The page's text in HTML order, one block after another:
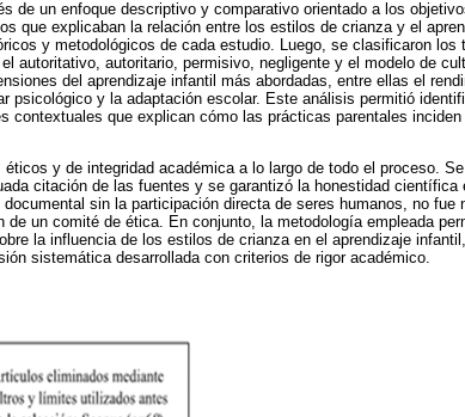
de un enfoque descriptivo y comparativo orientado a los
que explicaban la relación entre los estilos de crianza y el
y metodológicos de cada estudio. Luego, se clasificaron los
autoritativo, autoritario, permisivo, negligente y el modelo de
del aprendizaje infantil más abordadas, entre ellas el
psicológico y la adaptación escolar. Este análisis permitió
contextuales que explican cómo las prácticas parentales
y de integridad académica a lo largo de todo el proceso.
citación de las fuentes y se garantizó la honestidad científica
sin la participación directa de seres humanos, no fue
de un comité de ética. En conjunto, la metodología empleada
la influencia de los estilos de crianza en el aprendizaje
sistemática desarrollada con criterios de rigor académico.